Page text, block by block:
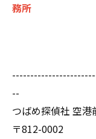
務所
--
つばめ探偵社 空港
〒812-0002